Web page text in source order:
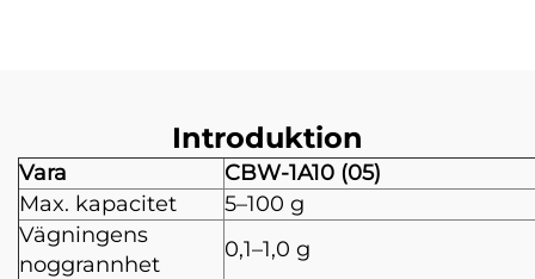
Introduktion
Vara
CBW-1A10 (05)
Max. kapacitet
5–100 g
Vägningens
noggrannhet
0,1–1,0 g